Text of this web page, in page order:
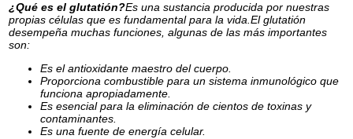
¿Qué es el glutatión?Es una sustancia producida por nuestras
propias células que es fundamental para la vida.El glutatión
desempeña muchas funciones, algunas de las más importantes
son:
Es el antioxidante maestro del cuerpo.
Proporciona combustible para un sistema inmunológico que
funciona apropiadamente.
Es esencial para la eliminación de cientos de toxinas y
contaminantes.
Es una fuente de energía celular.